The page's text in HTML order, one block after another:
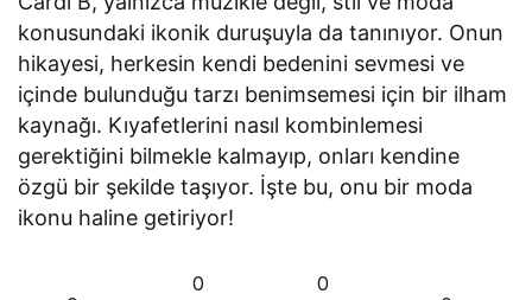
konusundaki ikonik duruşuyla da tanınıyor. Onun
hikayesi, herkesin kendi bedenini sevmesi ve
içinde bulunduğu tarzı benimsemesi için bir ilham
kaynağı. Kıyafetlerini nasıl kombinlemesi
gerektiğini bilmekle kalmayıp, onları kendine
özgü bir şekilde taşıyor. İşte bu, onu bir moda
ikonu haline getiriyor!
0
0